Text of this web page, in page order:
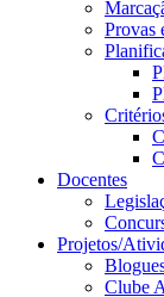
Provas
Docentes
Projetos/
Clube